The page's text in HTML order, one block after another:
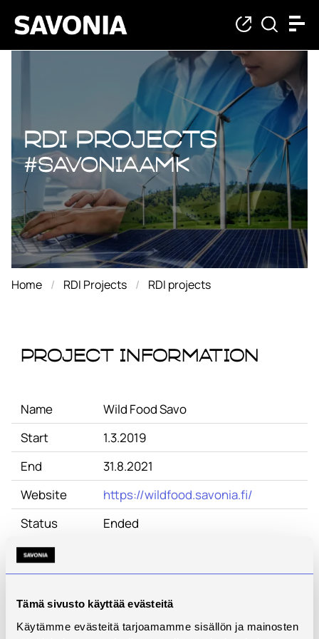
Tämä sivusto käyttää evästeitä
Käytämme evästeitä tarjoamamme sisällön ja mainosten
RDI projects
RDI projects
#savoniaAMK
Home RDI Projects RDI projects
Project Information
Name
Wild Food Savo
Start
1.3.2019
End
31.8.2021
Website
https://wildfood.savonia.fi/
Status
Ended
Contact
Description
Wild Food Savo
The aim of Wild Food Savo project is
to promote the gathering and the